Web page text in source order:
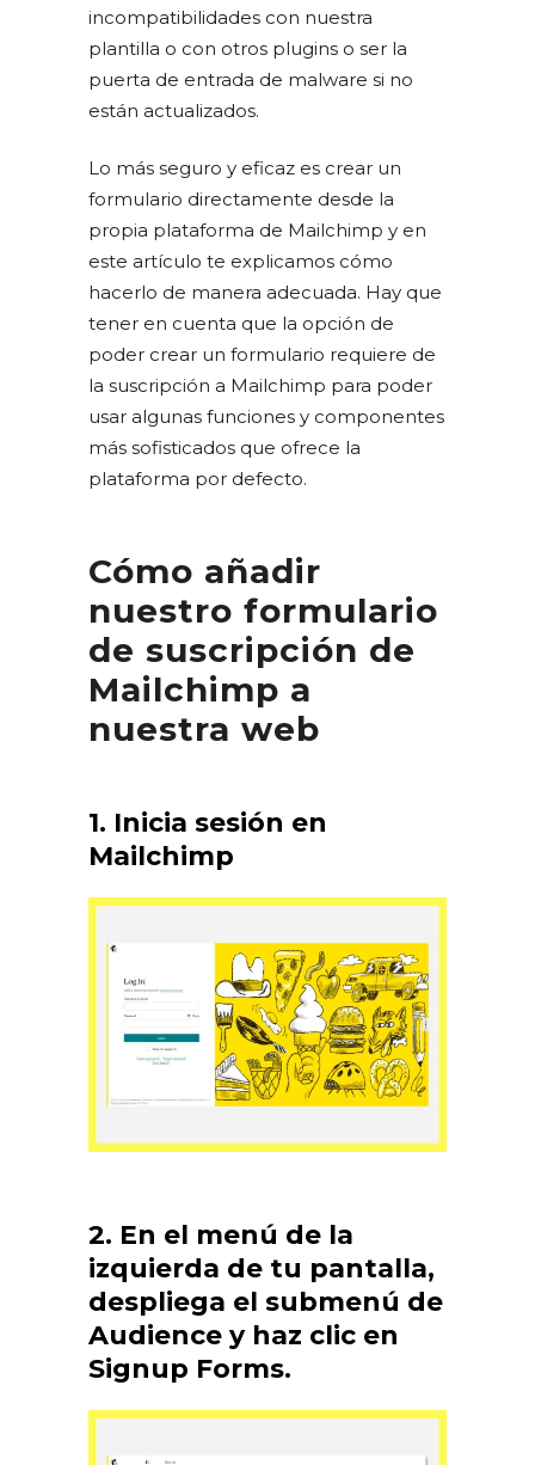
incompatibilidades con nuestra
plantilla o con otros plugins o ser la
puerta de entrada de malware si no
están actualizados.
Lo más seguro y eficaz es crear un
formulario directamente desde la
propia plataforma de Mailchimp y en
este artículo te explicamos cómo
hacerlo de manera adecuada. Hay que
tener en cuenta que la opción de
poder crear un formulario requiere de
la suscripción a Mailchimp para poder
usar algunas funciones y componentes
más sofisticados que ofrece la
plataforma por defecto.
Cómo añadir
nuestro formulario
de suscripción de
Mailchimp a
nuestra web
1. Inicia sesión en
Mailchimp
2. En el menú de la
izquierda de tu pantalla,
despliega el submenú de
Audience y haz clic en
Signup Forms.